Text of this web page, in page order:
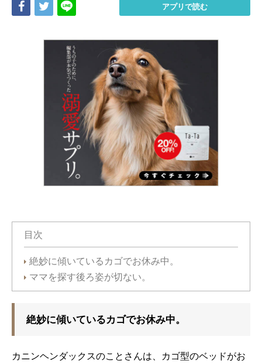
Share Tweet アプリで読む
目次
絶妙に傾いているカゴでお休み中。
ママを探す後ろ姿が切ない。
絶妙に傾いているカゴでお休み中。
カニンヘンダックスのことさんは、カゴ型のベッドがお